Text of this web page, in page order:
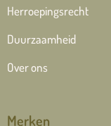
Herroepingsrecht
Duurzaamheid
Over ons
Merken